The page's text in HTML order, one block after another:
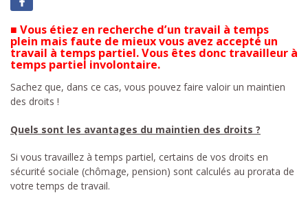
■ Vous étiez en recherche d’un travail à temps
plein mais faute de mieux vous avez accepté un
travail à temps partiel. Vous êtes donc travailleur à
temps partiel involontaire.
Sachez que, dans ce cas, vous pouvez faire valoir un maintien
des droits !
Quels sont les avantages du maintien des droits ?
Si vous travaillez à temps partiel, certains de vos droits en
sécurité sociale (chômage, pension) sont calculés au prorata de
votre temps de travail.